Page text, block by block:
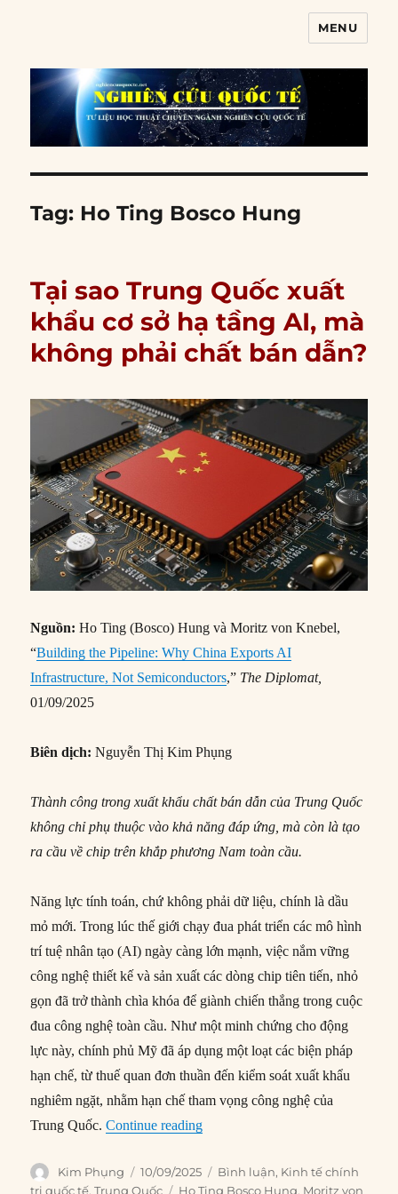
MENU
Tag: Ho Ting Bosco Hung
Tại sao Trung Quốc xuất
khẩu cơ sở hạ tầng AI, mà
không phải chất bán dẫn?
Nguồn: Ho Ting (Bosco) Hung và Moritz von Knebel,
“Building the Pipeline: Why China Exports AI
Infrastructure, Not Semiconductors,” The Diplomat,
01/09/2025
Biên dịch: Nguyễn Thị Kim Phụng
Thành công trong xuất khẩu chất bán dẫn của Trung Quốc
không chỉ phụ thuộc vào khả năng đáp ứng, mà còn là tạo
ra cầu về chip trên khắp phương Nam toàn cầu.
Năng lực tính toán, chứ không phải dữ liệu, chính là dầu
mỏ mới. Trong lúc thế giới chạy đua phát triển các mô hình
trí tuệ nhân tạo (AI) ngày càng lớn mạnh, việc nắm vững
công nghệ thiết kế và sản xuất các dòng chip tiên tiến, nhỏ
gọn đã trở thành chìa khóa để giành chiến thắng trong cuộc
đua công nghệ toàn cầu. Như một minh chứng cho động
lực này, chính phủ Mỹ đã áp dụng một loạt các biện pháp
hạn chế, từ thuế quan đơn thuần đến kiểm soát xuất khẩu
nghiêm ngặt, nhằm hạn chế tham vọng công nghệ của
Trung Quốc.Continue reading“Tại sao Trung Quốc xuất khẩu
Author
Kim Phụng
Posted
on
10/09/2025 Categories
Bình luận, Kinh tế chính
trị quốc tế,Trung Quốc Tags
Ho Ting Bosco Hung, Moritz von